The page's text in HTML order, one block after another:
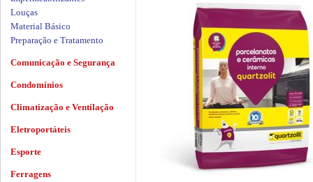
Louças
Material Básico
Preparação e Tratamento
Comunicação e Segurança
Condomínios
Climatização e Ventilação
Eletroportáteis
Esporte
Ferragens